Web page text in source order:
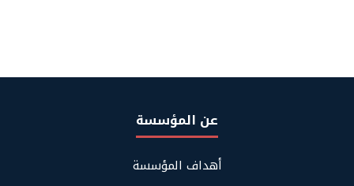
عن المؤسسة
أهداف المؤسسة